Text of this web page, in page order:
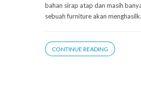
bahan sirap atap dan masih
sebuah furniture akan
CONTINUE READING